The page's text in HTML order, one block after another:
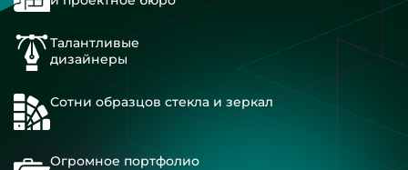
Талантливые
дизайнеры
Сотни образцов стекла и зеркал
Огромное портфолио